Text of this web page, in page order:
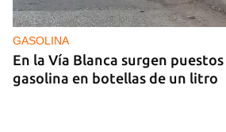
GASOLINA
En la Vía Blanca surgen
gasolina en botellas de un litro